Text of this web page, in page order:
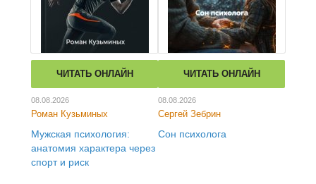
ЧИТАТЬ ОНЛАЙН
08.08.2026
Роман Кузьминых
Мужская психология:
анатомия характера через
спорт и риск
ЧИТАТЬ ОНЛАЙН
08.08.2026
Сергей Зебрин
Сон психолога